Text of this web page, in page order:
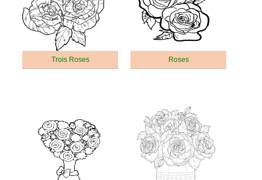
Trois Roses Roses